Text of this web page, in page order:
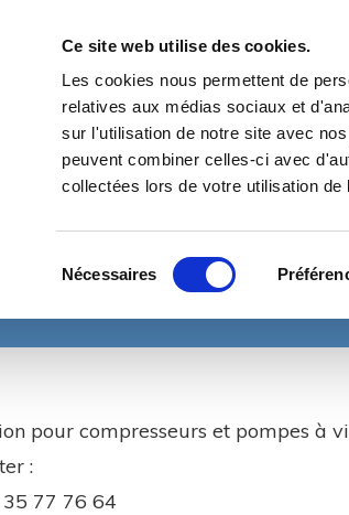
Ce site web utilise des cookies.
Les cookies nous permettent de
relatives aux médias sociaux et
sur l'utilisation de notre site avec
peuvent combiner celles-ci avec
collectées lors de votre utilisation de
du
Nécessaires
ACCUMULATEURS POMPES &
pour compresseurs et pompes à
:
35 77 76 64